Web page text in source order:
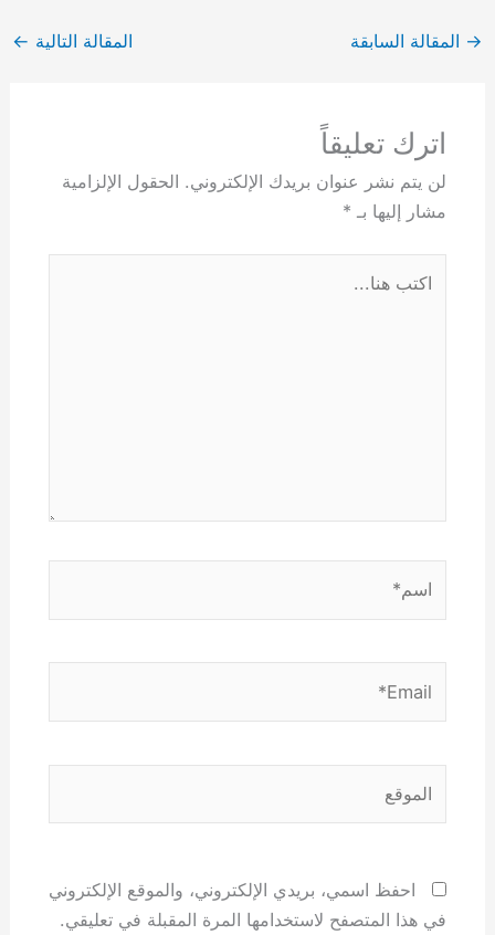
→ المقالة السابقة المقالة التالية ←
اترك تعليقاً
لن يتم نشر عنوان بريدك الإلكتروني. الحقول الإلزامية
مشار إليها بـ *
هنا...
احفظ اسمي، بريدي الإلكتروني، والموقع الإلكتروني
في هذا المتصفح لاستخدامها المرة المقبلة في تعليقي.